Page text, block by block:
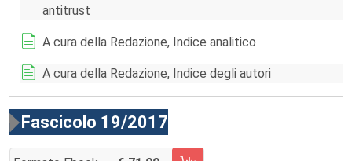
antitrust
A cura della Redazione, Indice analitico
A cura della Redazione, Indice degli autori
Fascicolo 19/2017